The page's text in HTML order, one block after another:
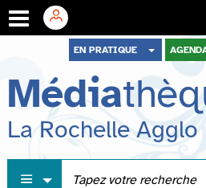
menu
contenu
recherche
EN PRATIQUE
Média
La Rochelle Agglo